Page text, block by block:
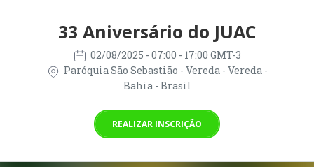
33 Aniversário do JUAC
02/08/2025 - 07:00 - 17:00 GMT-3
Paróquia São Sebastião - Vereda - Vereda -
Bahia - Brasil
REALIZAR INSCRIÇÃO